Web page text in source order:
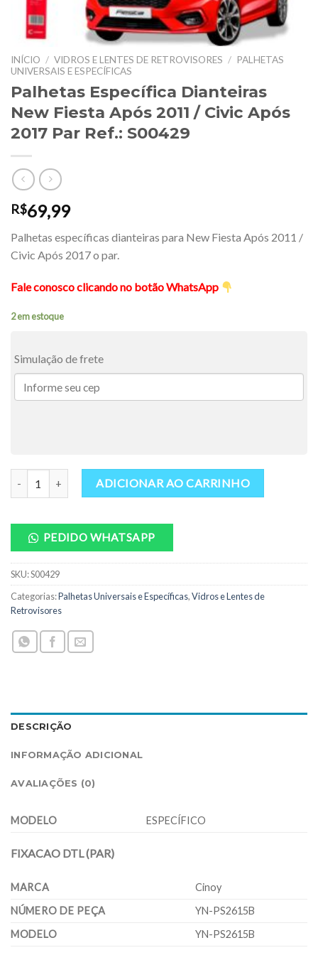
INÍCIO / VIDROS E LENTES DE RETROVISORES / PALHETAS
UNIVERSAIS E ESPECÍFICAS
Palhetas Específica Dianteiras
New Fiesta Após 2011 / Civic Após
2017 Par Ref.: S00429
R$69,99
Palhetas específicas dianteiras para New Fiesta Após 2011 /
Civic Após 2017 o par.
Fale conosco clicando no botão WhatsApp
2 em estoque
Simulação de frete
Palhetas Específica Dianteiras New Fiesta Após 2011 / Civic Após
ADICIONAR AO CARRINHO
PEDIDO WHATSAPP
SKU:S00429
Categorias:Palhetas Universais e Específicas,Vidros e Lentes de
Retrovisores
DESCRIÇÃO
INFORMAÇÃO ADICIONAL
AVALIAÇÕES (0)
MODELO ESPECÍFICO
FIXACAO DTL (PAR)
MARCA
Cinoy
NÚMERO DE PEÇA
YN-PS2615B
MODELO
YN-PS2615B